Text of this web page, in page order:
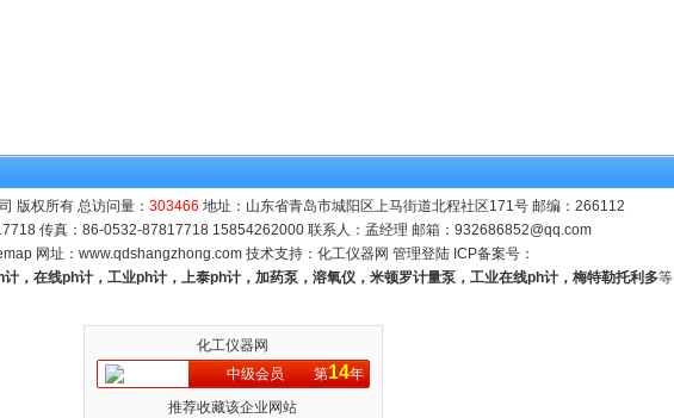
版权所有 总访问量： 303466 地址：山东省青岛市城阳区上马街道北程社区171号 邮编：266112
传真：86-0532-87817718 15854262000 联系人：孟经理 邮箱： 932686852@qq.com
网址： www.qdshangzhong.com 技术支持： 化工仪器网 管理登陆 ICP备案号：
，在线ph计，工业ph计，上泰ph计，加药泵，溶氧仪，米顿罗计量泵，工业在线ph计，梅特勒托利多等
化工仪器网
中级会员
第14年
推荐收藏该企业网站